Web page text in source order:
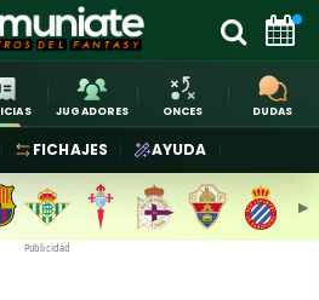
JUGADORES ONCES DUDAS
FICHAJES AYUDA
▶︎
Publicidad